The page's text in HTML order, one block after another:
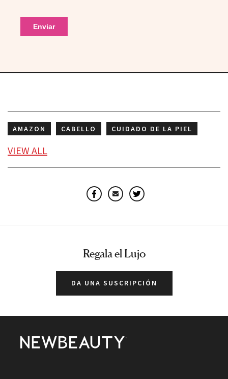
AMAZON CABELLO
CUIDADO DE LA PIEL
CUIDADO DEL CABELLO
VIEWALL
Facebook
EmailTwitter
Regala el Lujo
DA UNA SUSCRIPCIÓN